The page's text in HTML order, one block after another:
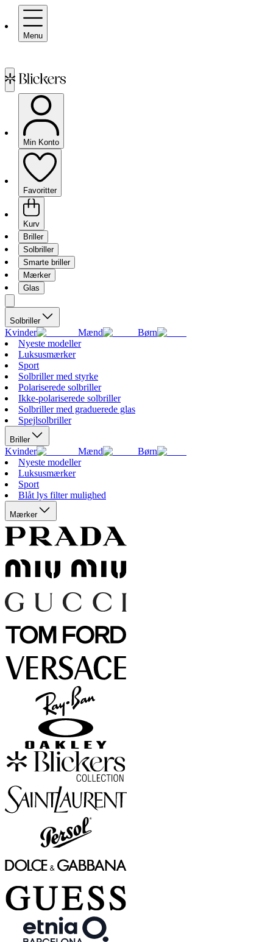
Menu
Min Konto
Favoritter
Kurv
Briller
Solbriller
Smarte briller
Mærker
Glas
Solbriller
Kvinder Mænd
Børn
Nyeste modeller
Luksusmærker
Sport
Solbriller med styrke
Polariserede solbriller
Ikke-polariserede solbriller
Solbriller med graduerede glas
Spejlsolbriller
Briller
Kvinder Mænd
Børn
Nyeste modeller
Luksusmærker
Sport
Blåt lys filter mulighed
Mærker